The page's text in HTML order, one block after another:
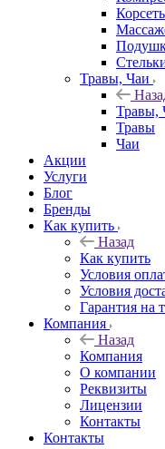
Травы, Чаи
Травы,
Травы
Чаи
Акции
Услуги
Блог
Бренды
Как купить
Назад
Как купить
Условия
Условия
Гарантия на
Компания
Назад
Компания
О компании
Реквизиты
Лицензии
Контакты
Контакты